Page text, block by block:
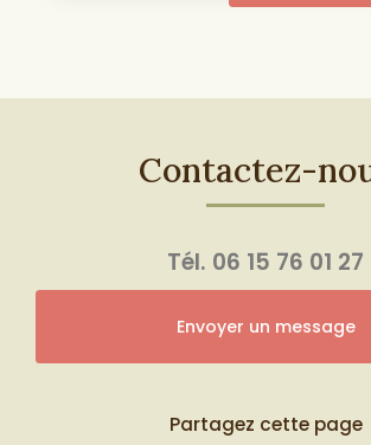
Contactez-
Tél. 06 15 76 01 27
Envoyer un message
Partagez cette page